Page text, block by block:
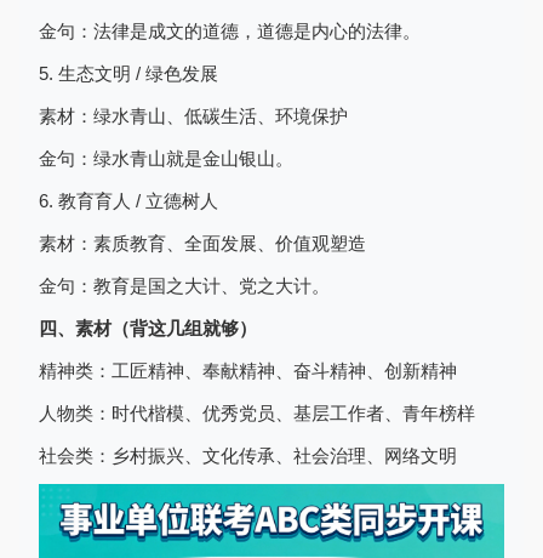
金句：法律是成文的道德，道德是内心的法律。
5. 生态文明 / 绿色发展
素材：绿水青山、低碳生活、环境保护
金句：绿水青山就是金山银山。
6. 教育育人 / 立德树人
素材：素质教育、全面发展、价值观塑造
金句：教育是国之大计、党之大计。
四、素材（背这几组就够）
精神类：工匠精神、奉献精神、奋斗精神、创新精神
人物类：时代楷模、优秀党员、基层工作者、青年榜样
社会类：乡村振兴、文化传承、社会治理、网络文明